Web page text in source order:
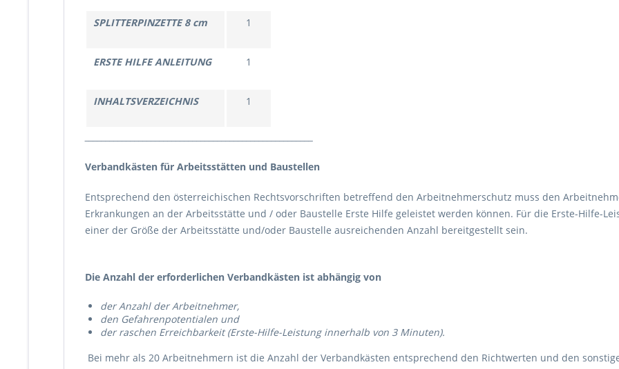
SPLITTERPINZETTE 8 cm 1
ERSTE HILFE ANLEITUNG 1
INHALTSVERZEICHNIS 1
Verbandkästen für Arbeitsstätten und Baustellen
Entsprechend den österreichischen Rechtsvorschriften betreffend den Arbeitnehmerschutz muss den
Erkrankungen an der Arbeitsstätte und / oder Baustelle Erste Hilfe geleistet werden können. Für die Erste-Hilfe-
einer der Größe der Arbeitsstätte und/oder Baustelle ausreichenden Anzahl bereitgestellt sein.
Die Anzahl der erforderlichen Verbandkästen ist abhängig von
der Anzahl der Arbeitnehmer,
den Gefahrenpotentialen und
der raschen Erreichbarkeit (Erste-Hilfe-Leistung innerhalb von 3 Minuten).
Bei mehr als 20 Arbeitnehmern ist die Anzahl der Verbandkästen entsprechend den Richtwerten und den